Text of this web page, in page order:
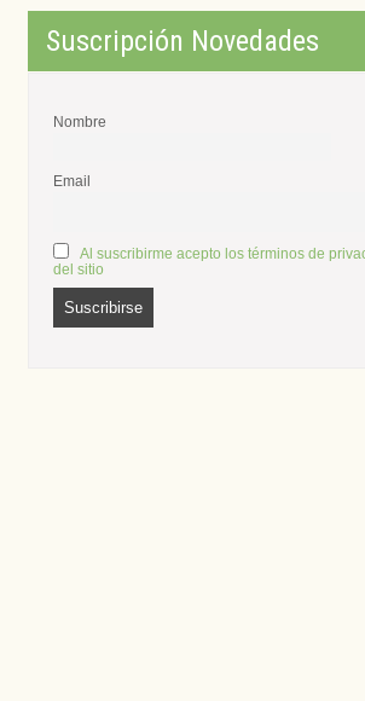
Suscripción Novedades
Nombre
Email
Al suscribirme acepto los términos de
del sitio